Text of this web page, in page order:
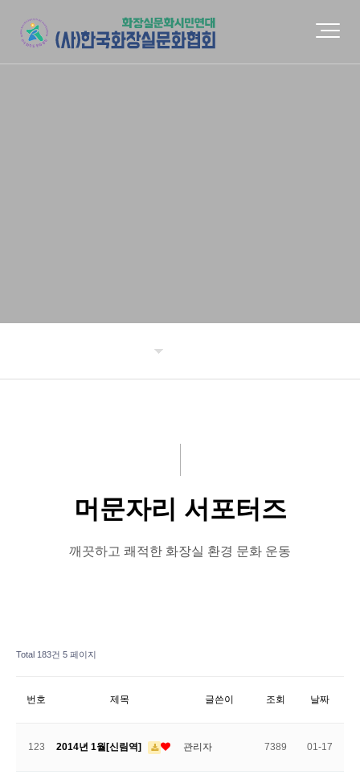
머문자리 서포터즈
깨끗하고 쾌적한 화장실 환경 문화 운동
Total 183건 5 페이지
번호 제목 글쓴이 조회 날짜
123 2014년 1월[신림역] 관리자 7389 01-17